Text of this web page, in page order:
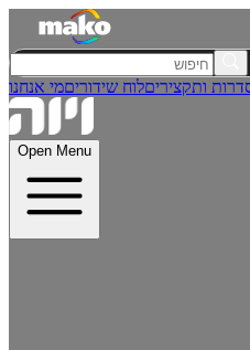
ותקציריםלוח שידורים
Open Menu